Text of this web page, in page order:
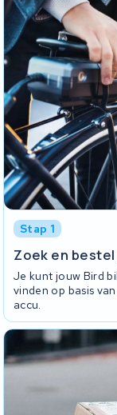
Stap 1
Zoek en
Je kunt jouw Bird
vinden op basis
accu.